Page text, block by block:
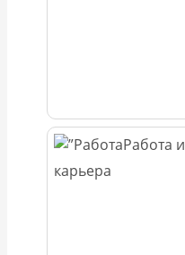
Работа и
карьера